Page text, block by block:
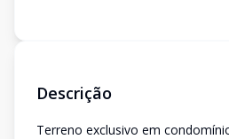
Descrição
Terreno exclusivo em